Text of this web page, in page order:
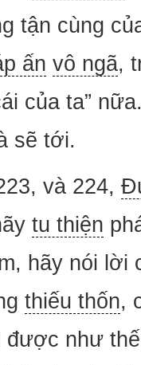
tận cùng
ấn vô ngã,
của ta”
sẽ tới.
và 224,
tu thiện
hãy nói lời
thiếu thốn,
được như